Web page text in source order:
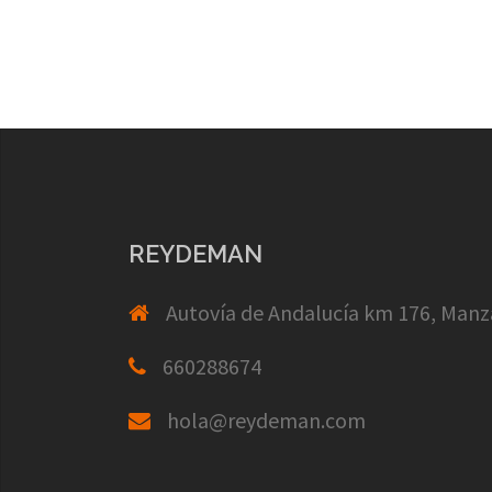
REYDEMAN
Autovía de Andalucía km 176,
660288674
hola@reydeman.com